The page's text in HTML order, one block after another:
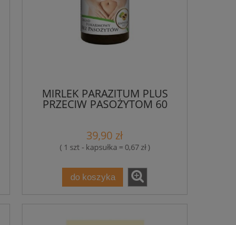
MIRLEK PARAZITUM PLUS
PRZECIW PASOŻYTOM 60
39,90 zł
( 1 szt - kapsułka = 0,67 zł )
do koszyka